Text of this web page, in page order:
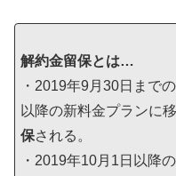
解約金留保とは…
・2019年9月30日まで
以降の新料金プランに
保される。
・2019年10月1日以降